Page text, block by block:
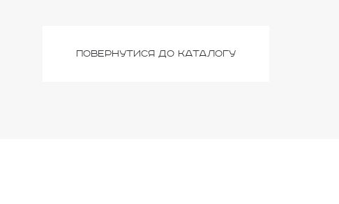
повернутися до каталогу